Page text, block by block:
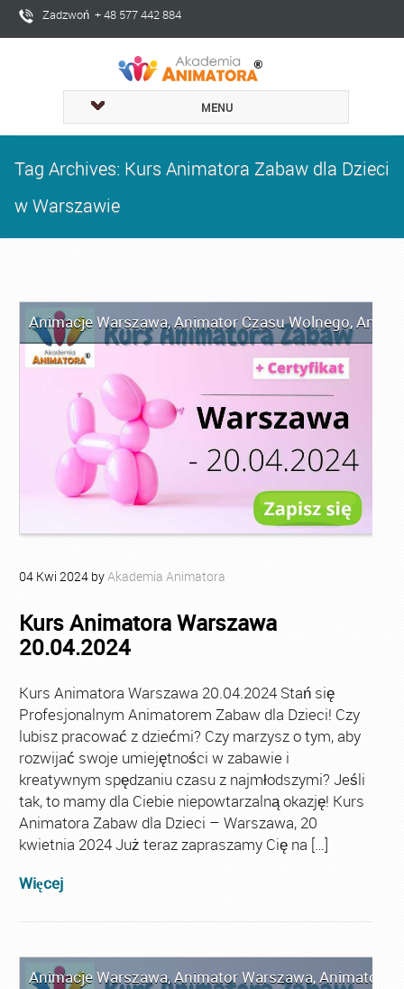
Zadzwoń + 48 577 442 884
MENU
Tag Archives: Kurs Animatora Zabaw dla Dzieci
w Warszawie
Animacje Warszawa,Animator Czasu Wolnego,
04 Kwi 2024 byAkademia Animatora
Kurs Animatora Warszawa
20.04.2024
Kurs Animatora Warszawa 20.04.2024 Stań się
Profesjonalnym Animatorem Zabaw dla Dzieci! Czy
lubisz pracować z dziećmi? Czy marzysz o tym, aby
rozwijać swoje umiejętności w zabawie i
kreatywnym spędzaniu czasu z najmłodszymi? Jeśli
tak, to mamy dla Ciebie niepowtarzalną okazję! Kurs
Animatora Zabaw dla Dzieci – Warszawa, 20
kwietnia 2024 Już teraz zapraszamy Cię na […]
Więcej
Animacje Warszawa,Animator Warszawa,Animator